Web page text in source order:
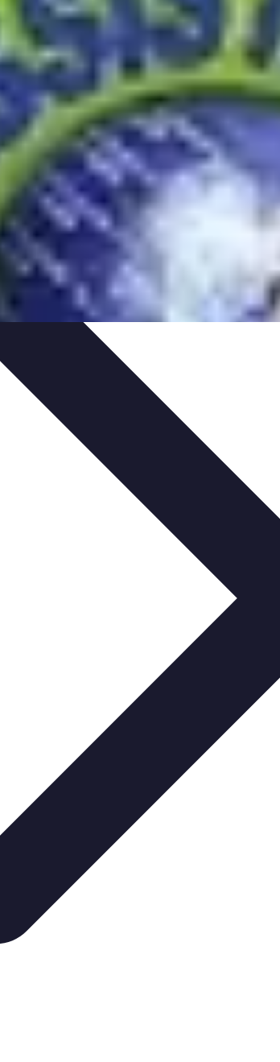
Techniques et Astuces